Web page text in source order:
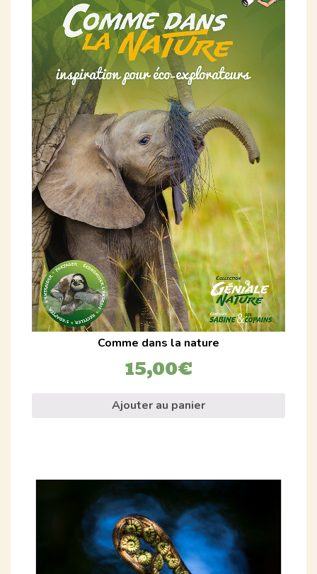
Comme dans la nature
15,00€
Ajouter au panier